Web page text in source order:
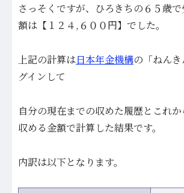
さっそくですが、ひろきちの６５歳
額は【１２４,６００円】でした。
上記の計算は日本年金機構の「ねん
グインして
自分の現在までの収めた履歴とこれ
収める金額で計算した結果です。
内訳は以下となります。